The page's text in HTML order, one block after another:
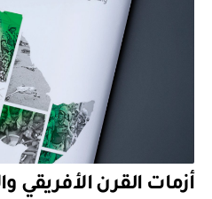
أزمات القرن الأفريقي